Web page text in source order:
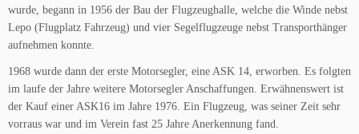
wurde, begann in 1956 der Bau der Flugzeughalle, welche die Winde nebst
Lepo (Flugplatz Fahrzeug) und vier Segelflugzeuge nebst Transporthänger
aufnehmen konnte.
1968 wurde dann der erste Motorsegler, eine ASK 14, erworben. Es folgten
im laufe der Jahre weitere Motorsegler Anschaffungen. Erwähnenswert ist
der Kauf einer ASK16 im Jahre 1976. Ein Flugzeug, was seiner Zeit sehr
vorraus war und im Verein fast 25 Jahre Anerkennung fand.